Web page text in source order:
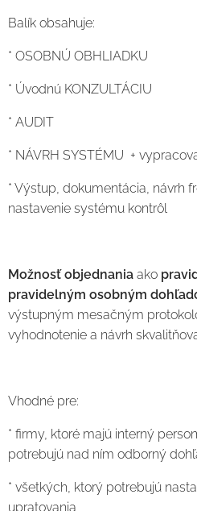
Balík obsahuje:
* OSOBNÚ OBHLIADKU
* Úvodnú KONZULTÁCIU
* AUDIT
* NÁVRH SYSTÉMU +
* Výstup, dokumentácia, návrh
nastavenie systému kontrôl
Možnosť objednania ako
pravidelným osobným
výstupným mesačným
vyhodnotenie a návrh
Vhodné pre:
* firmy, ktoré majú interný
potrebujú nad ním odborný
* všetkých, ktorý potrebujú
upratovania